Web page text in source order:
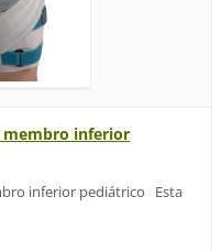
membro inferior
inferior pediátrico Esta